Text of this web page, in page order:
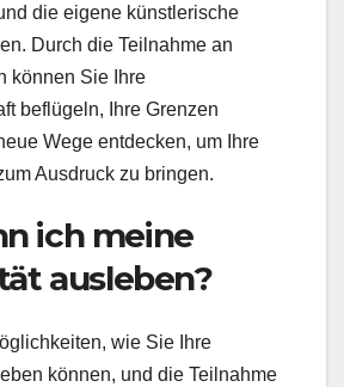
die eigene künstlerische
Durch die Teilnahme an
können Sie Ihre
beflügeln, Ihre Grenzen
Wege entdecken, um Ihre
Ausdruck zu bringen.
ich meine
ausleben?
wie Sie Ihre
können, und die Teilnahme